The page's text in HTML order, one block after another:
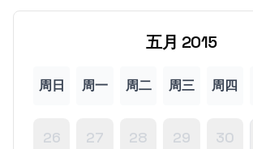
五月 2015
周日 周一 周二 周三 周四
26 27 28 29 30